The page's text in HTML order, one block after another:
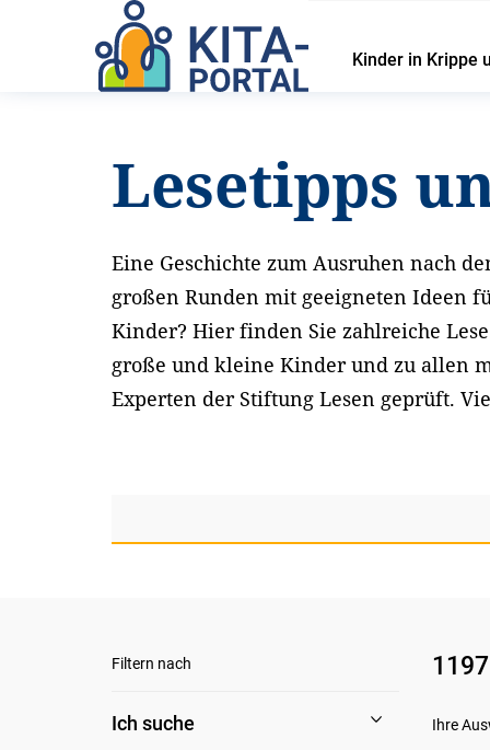
Kinder in Krippe
Startseite Service Lesetipps und Materialien
Lesetipps
Eine Geschichte zum Ausruhen nach
großen Runden mit geeigneten Ideen
Kinder? Hier finden Sie zahlreiche
große und kleine Kinder und zu allen
Experten der Stiftung Lesen geprüft.
Filtern nach
Ich suche Ihre